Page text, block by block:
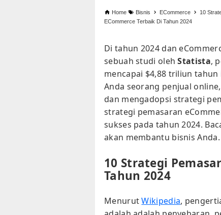
Home Bisnis ECommerce
10
ECommerce Terbaik Di Tahun 2024
Di tahun 2024 dan
sebuah studi olehStatista,
mencapai $4,88 triliun tahun
Anda seorang penjual
dan mengadopsi strategi
strategi pemasaran
sukses pada tahun 2024.
akan membantu bisnis Anda.
10 Strategi
Tahun 2024
MenurutWikipedia,